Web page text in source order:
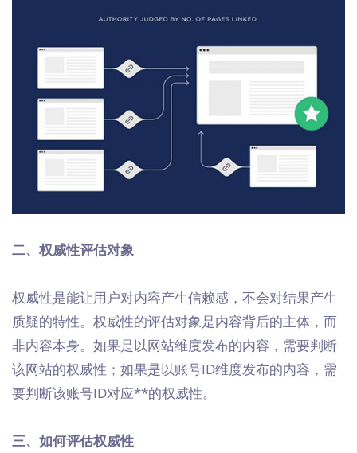
二、权威性评估对象
权威性是能让用户对内容产生信赖感，不会对结果产生
质疑的特性。权威性的评估对象是内容背后的主体，而
非内容本身。如果是以网站维度发布的内容，需要判断
该网站的权威性；如果是以账号ID维度发布的内容，需
要判断该账号ID对应**的权威性。
三、如何评估权威性